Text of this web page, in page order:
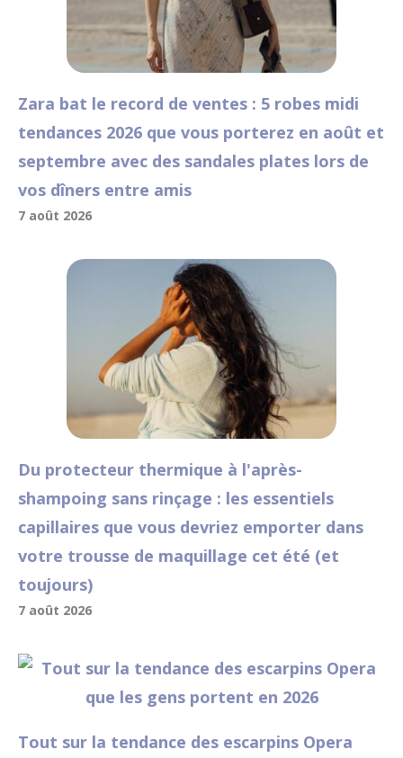
Zara bat le record de ventes : 5 robes midi
tendances 2026 que vous porterez en août et
septembre avec des sandales plates lors de
vos dîners entre amis
7 août 2026
Du protecteur thermique à l'après-
shampoing sans rinçage : les essentiels
capillaires que vous devriez emporter dans
votre trousse de maquillage cet été (et
toujours)
7 août 2026
Tout sur la tendance des escarpins Opera